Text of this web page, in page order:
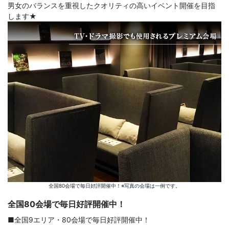
男女のバランスを重視したクオリティの高いイベント開催を目指
します★
全国80会場で毎日好評開催中！※写真の会場は一例です。
全国80会場で毎日好評開催中！
■全国9エリア・80会場で毎日好評開催中！